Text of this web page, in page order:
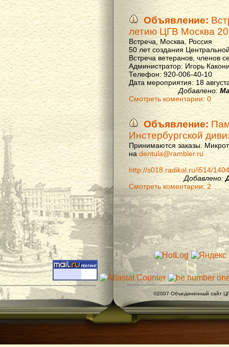
Объявление:
летию ЦГВ Москва
Встреча, Москва, Россия
50 лет создания
Встреча ветеранов, членов
Администратор: Игорь
Телефон: 920-006-40-10
Дата мероприятия: 18
Добавлено:
Смотреть коментарии: 0
Объявление:
Инстербургской
Принимаются заказы.
на dentula@rambler.ru
http://s018.radikal.ru/i514/
Добавлено:
Смотреть коментарии: 2
©2007 Объединенный сайт